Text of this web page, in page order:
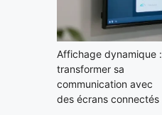
Affichage dynamique :
transformer sa
communication avec
des écrans connectés